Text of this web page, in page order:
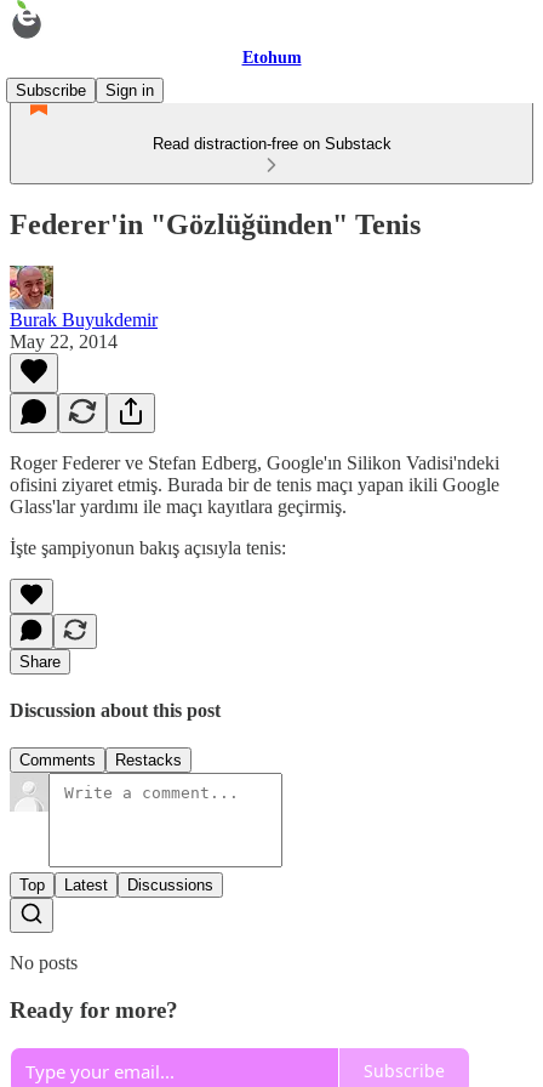
Etohum
Subscribe
Sign in
Read distraction-free on Substack
Federer'in "Gözlüğünden" Tenis
Burak Buyukdemir
May 22, 2014
Roger Federer ve Stefan Edberg, Google'ın Silikon Vadisi'ndeki
ofisini ziyaret etmiş. Burada bir de tenis maçı yapan ikili Google
Glass'lar yardımı ile maçı kayıtlara geçirmiş.
İşte şampiyonun bakış açısıyla tenis:
Share
Discussion about this post
Comments Restacks
Top Latest Discussions
No posts
Ready for more?
Subscribe